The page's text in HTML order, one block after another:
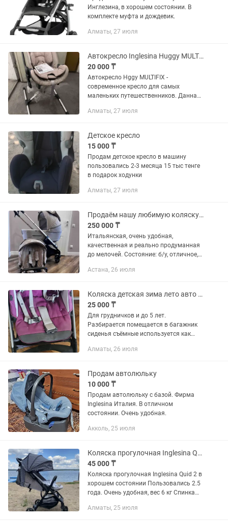
Инглезина, в хорошем состоянии. В
комплекте муфта и дождевик.
Алматы, 27 июля
Автокресло Inglesina Huggy MULTIFIX
20 000 ₸
Автокресло Hggy MULTIFIX -
современное кресло для самых
маленьких путешественников. Данная
возрастной группы 0+ и обеспечивает
самых...
Алматы, 27 июля
Детское кресло
15 000 ₸
Продам детское кресло в машину
пользовались 2-3 месяца 15 тыс тенге
в подарок ходунки
Алматы, 27 июля
Продаём нашу любимую коляску INGLEZINA 2 в 1
250 000 ₸
Итальянская, очень удобная,
качественная и реально продуманная
до мелочей. Состояние: б/у, отличное,
Есть чек Цена при покупке: 400 000 тг
Астана, 26 июля
Коляска детская зима лето авто кресло
25 000 ₸
Для грудничков и до 5 лет.
Разбирается помещается в багажник
сиденья съёмные используется как
от ветра ножки прячутся в съе чехол
откинуть....
Алматы, 26 июля
Продам автолюльку
10 000 ₸
Продам автолюльку с базой. Фирма
Inglesina Италия. В отличном
состоянии. Очень удобная.
Акколь, 25 июля
Коляска прогулочная Inglesina Quid 2
45 000 ₸
Коляска прогулочная Inglesina Quid 2 в
хорошем состоянии Пользовались 2.5
года. Очень удобная, вес 6 кг Спинка
некоторых авиакомпаниях проходит
Алматы, 25 июля